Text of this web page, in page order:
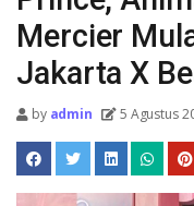
Mercier
Jakarta X
byadmin 5 Agustus